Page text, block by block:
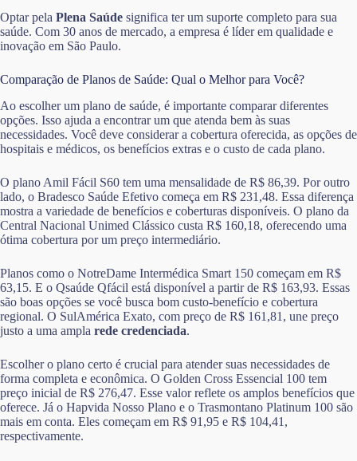
Optar pela Plena Saúde significa ter um suporte completo para sua
saúde. Com 30 anos de mercado, a empresa é líder em qualidade e
inovação em São Paulo.
Comparação de Planos de Saúde: Qual o Melhor para Você?
Ao escolher um plano de saúde, é importante comparar diferentes
opções. Isso ajuda a encontrar um que atenda bem às suas
necessidades. Você deve considerar a cobertura oferecida, as opções de
hospitais e médicos, os benefícios extras e o custo de cada plano.
O plano Amil Fácil S60 tem uma mensalidade de R$ 86,39. Por outro
lado, o Bradesco Saúde Efetivo começa em R$ 231,48. Essa diferença
mostra a variedade de benefícios e coberturas disponíveis. O plano da
Central Nacional Unimed Clássico custa R$ 160,18, oferecendo uma
ótima cobertura por um preço intermediário.
Planos como o NotreDame Intermédica Smart 150 começam em R$
63,15. E o Qsaúde Qfácil está disponível a partir de R$ 163,93. Essas
são boas opções se você busca bom custo-benefício e cobertura
regional. O SulAmérica Exato, com preço de R$ 161,81, une preço
justo a uma ampla rede credenciada.
Escolher o plano certo é crucial para atender suas necessidades de
forma completa e econômica. O Golden Cross Essencial 100 tem
preço inicial de R$ 276,47. Esse valor reflete os amplos benefícios que
oferece. Já o Hapvida Nosso Plano e o Trasmontano Platinum 100 são
mais em conta. Eles começam em R$ 91,95 e R$ 104,41,
respectivamente.